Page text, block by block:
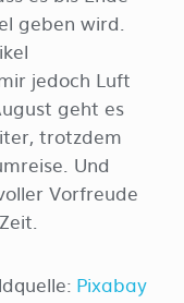
geben wird.
jedoch Luft
geht es
trotzdem
Und
Vorfreude
Pixabay